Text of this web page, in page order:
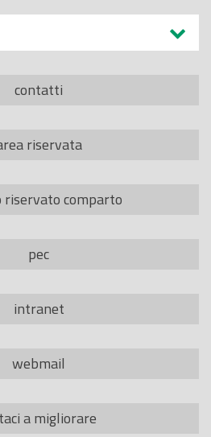
contatti
riservata
riservato comparto
pec
intranet
webmail
a migliorare